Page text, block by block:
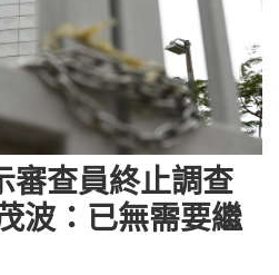
審查員終止調查
波：已無需要繼